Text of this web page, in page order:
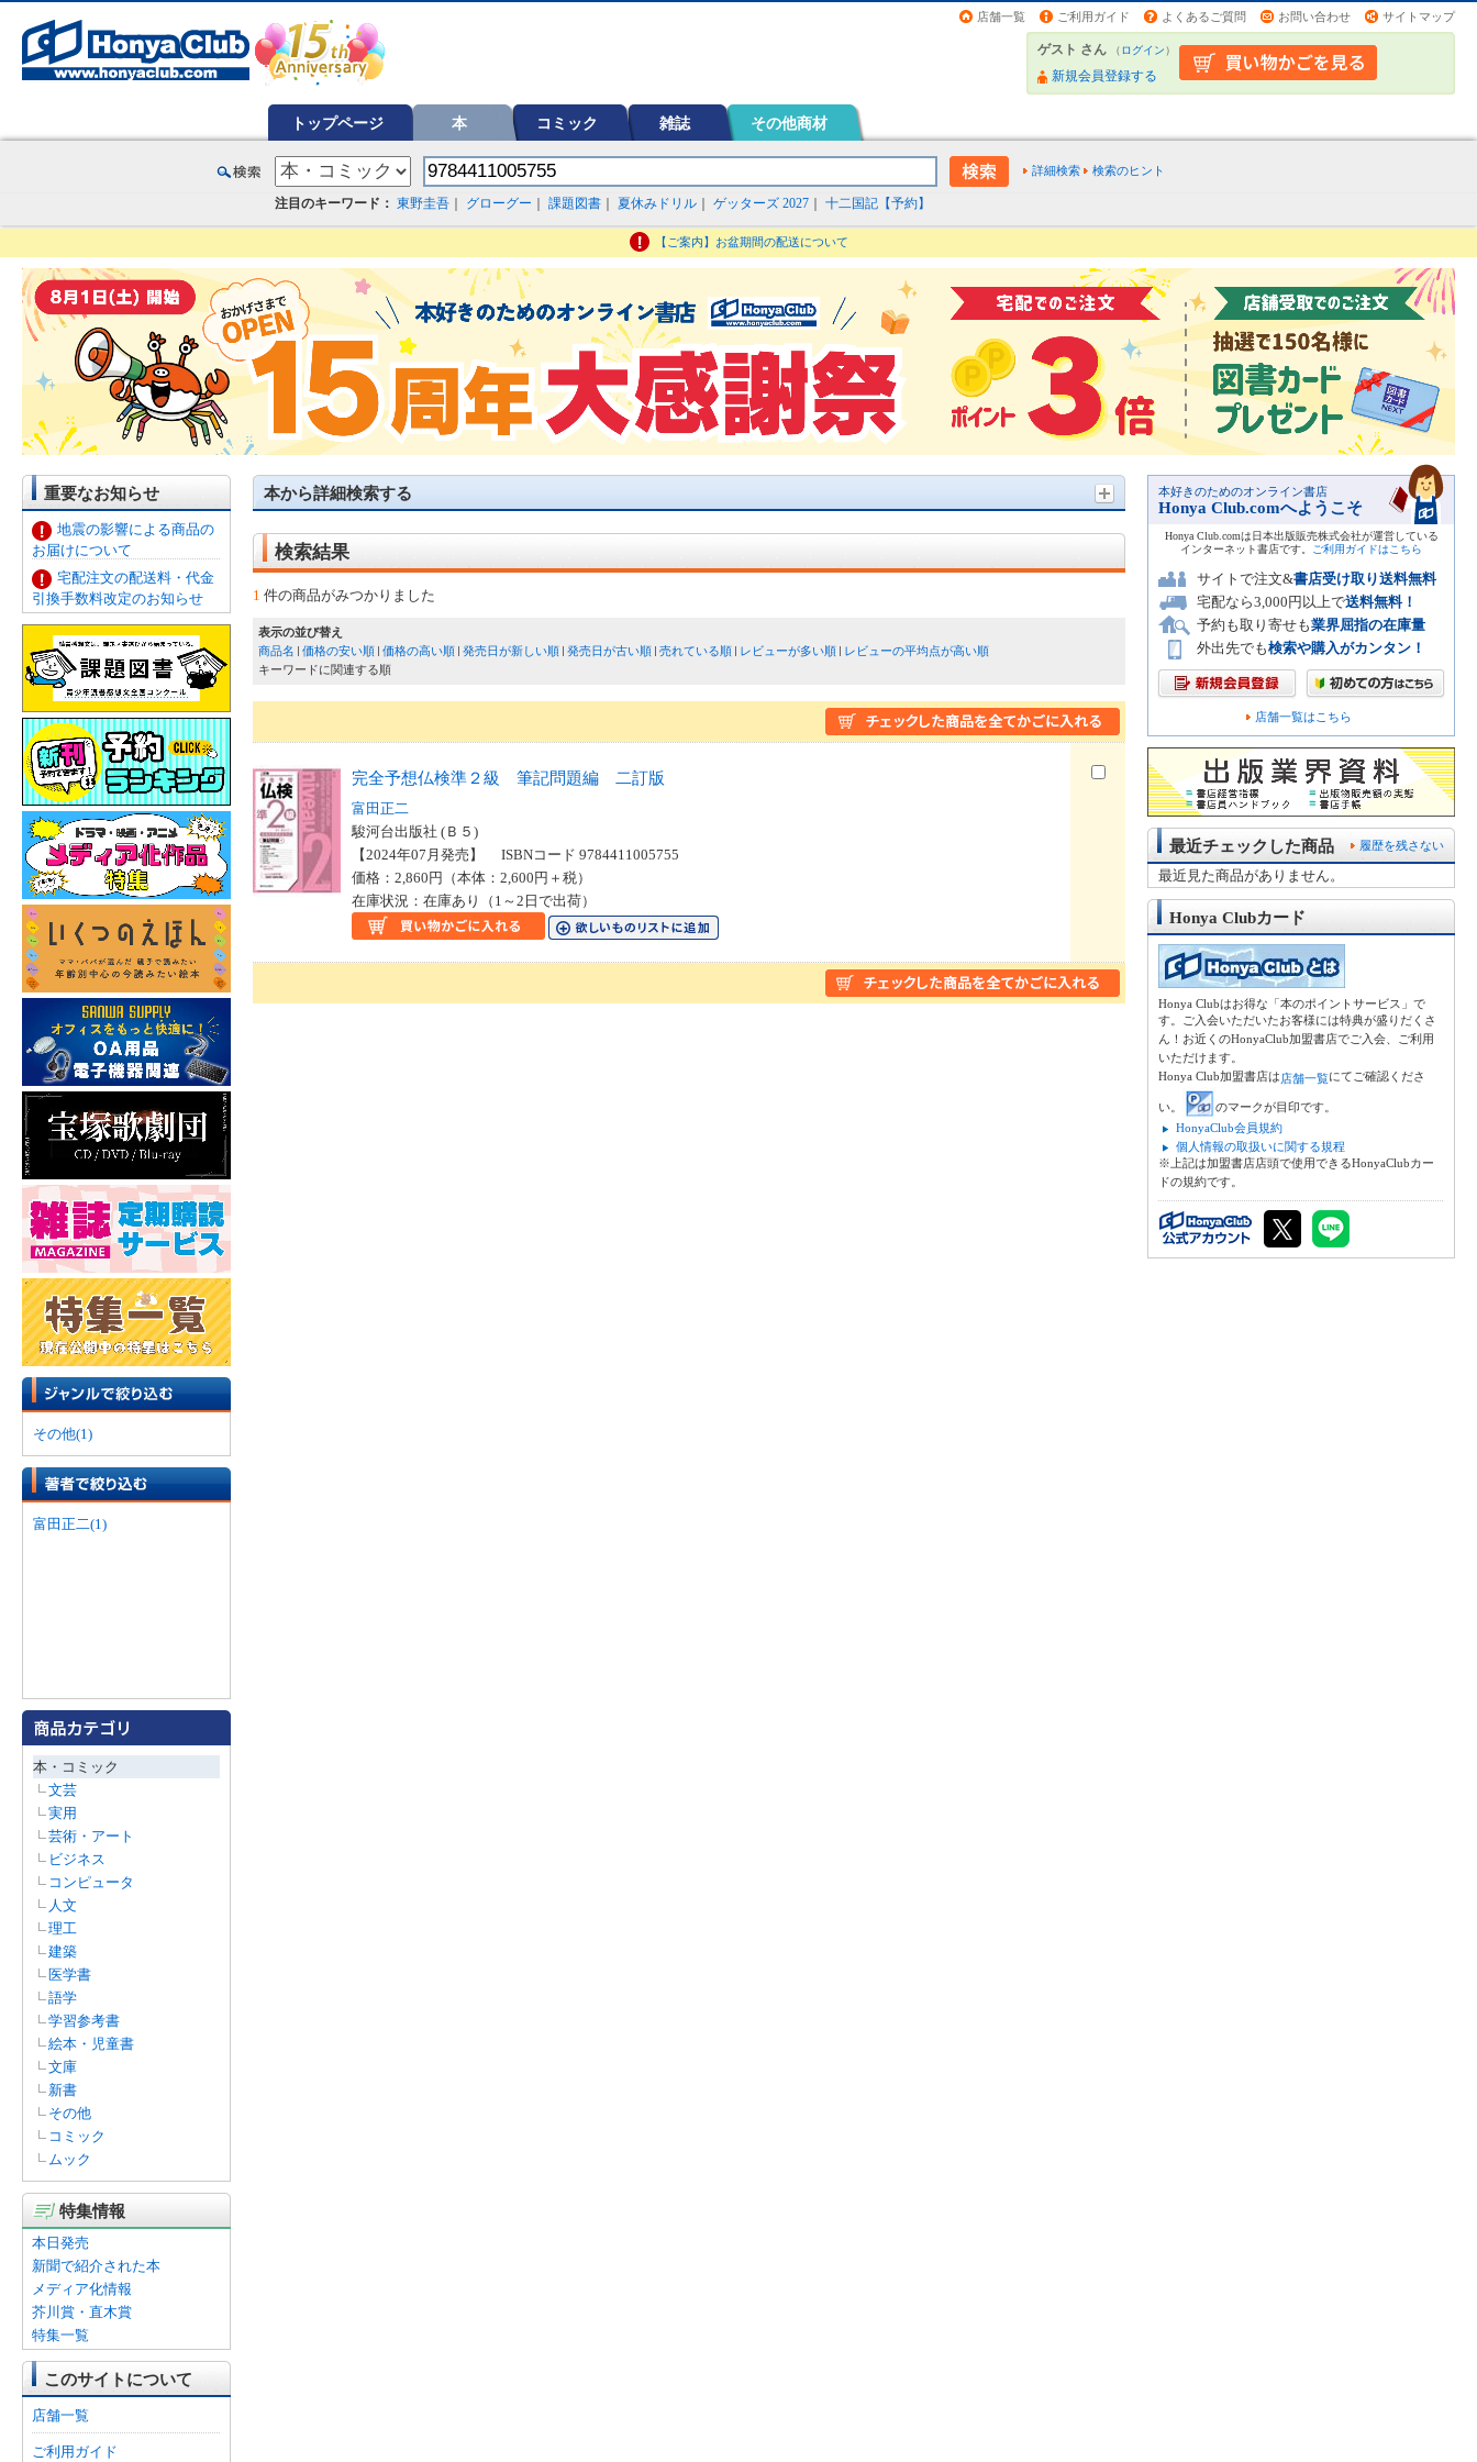
店舗一覧 ご利用ガイド よくあるご質問 お問い合わせ サイトマップ
ゲスト さん （ログイン）
新規会員登録する
トップページ 本 コミック 雑誌 その他商材
詳細検索 検索のヒント
注目のキーワード： 東野圭吾 グローグー 課題図書 夏休みドリル ゲッターズ 2027 十二国記【予約】
【ご案内】お盆期間の配送について
重要なお知らせ
地震の影響による商品の
お届けについて
宅配注文の配送料・代金
引換手数料改定のお知らせ
その他(1)
富田正二(1)
本・コミック
文芸
実用
芸術・アート
ビジネス
コンピュータ
人文
理工
建築
医学書
語学
学習参考書
絵本・児童書
文庫
新書
その他
コミック
ムック
特集情報
本日発売
新聞で紹介された本
メディア化情報
芥川賞・直木賞
特集一覧
このサイトについて
店舗一覧
ご利用ガイド
本から詳細検索する
検索結果
1 件の商品がみつかりました
表示の並び替え
商品名
価格の安い順 価格の高い順 発売日が新しい順 発売日が古い順 売れている順 レビューが多い順
レビューの平均点が高い順
キーワードに関連する順
完全予想仏検準２級 筆記問題編 二訂版
富田正二
駿河台出版社 (Ｂ５)
【2024年07月発売】 ISBNコード 9784411005755
価格：2,860円（本体：2,600円＋税）
在庫状況：在庫あり（1～2日で出荷）
本好きのためのオンライン書店
Honya Club.comへようこそ
Honya Club.comは日本出版販売株式会社が運営している
インターネット書店です。
ご利用ガイドはこちら
サイトで注文&書店受け取り送料無料
宅配なら3,000円以上で送料無料！
予約も取り寄せも業界屈指の在庫量
外出先でも検索や購入がカンタン！
店舗一覧はこちら
履歴を残さない
最近チェックした商品
最近見た商品がありません。
Honya Clubカード
Honya Clubはお得な「本のポイントサービス」で
す。ご入会いただいたお客様には特典が盛りだくさ
ん！お近くのHonyaClub加盟書店でご入会、ご利用
いただけます。
Honya Club加盟書店は店舗一覧にてご確認くださ
い。
のマークが目印です。
HonyaClub会員規約
個人情報の取扱いに関する規程
※上記は加盟書店店頭で使用できるHonyaClubカー
ドの規約です。